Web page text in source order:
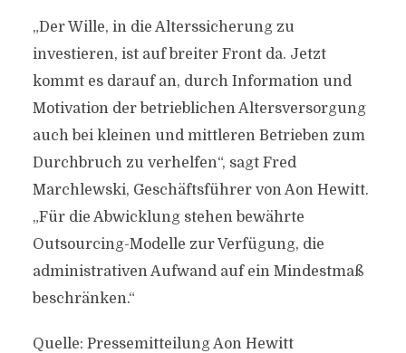
„Der Wille, in die Alterssicherung zu
investieren, ist auf breiter Front da. Jetzt
kommt es darauf an, durch Information und
Motivation der betrieblichen Altersversorgung
auch bei kleinen und mittleren Betrieben zum
Durchbruch zu verhelfen“, sagt Fred
Marchlewski, Geschäftsführer von Aon Hewitt.
„Für die Abwicklung stehen bewährte
Outsourcing-Modelle zur Verfügung, die
administrativen Aufwand auf ein Mindestmaß
beschränken.“
Quelle: Pressemitteilung Aon Hewitt